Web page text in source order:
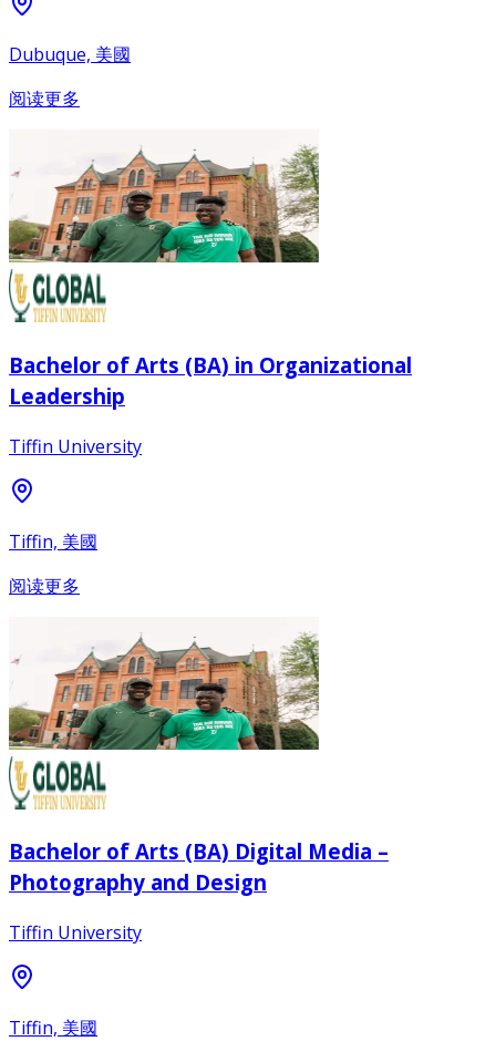
Dubuque, 美國
阅读更多
Bachelor of Arts (BA) in Organizational
Leadership
Tiffin University
Tiffin, 美國
阅读更多
Bachelor of Arts (BA) Digital Media –
Photography and Design
Tiffin University
Tiffin, 美國